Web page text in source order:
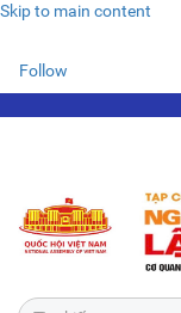
Skip to main content
Follow